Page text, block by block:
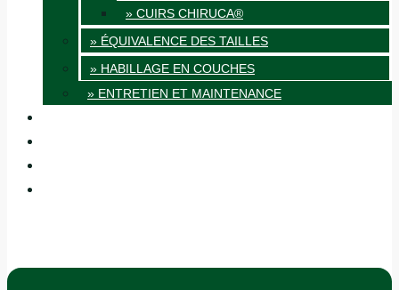
» CUIRS CHIRUCA®
» ÉQUIVALENCE DES TAILLES
» HABILLAGE EN COUCHES
» ENTRETIEN ET MAINTENANCE